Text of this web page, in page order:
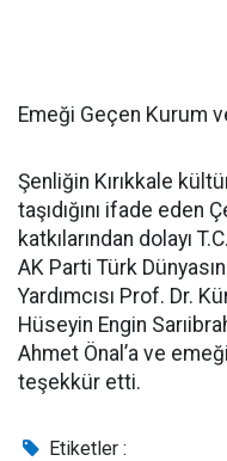
Emeği Geçen Kurum
Şenliğin Kırıkkale
taşıdığını ifade eden
katkılarından dolayı
AK Parti Türk
Yardımcısı Prof. Dr.
Hüseyin Engin
Ahmet Önal’a ve
teşekkür etti.
Etiketler :